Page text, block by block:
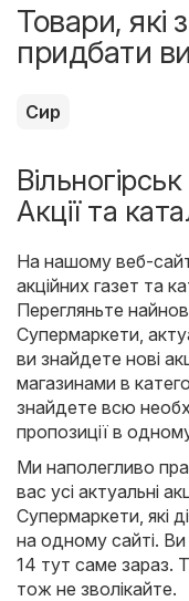
Товари, які
придбати
Сир
Акції та
На нашому веб-
акційних газет та
Перегляньте
Супермаркети,
ви знайдете нові
магазинами в
знайдете всю
пропозиції в
Ми наполегливо
вас усі актуальні
Супермаркети, які
на одному сайті.
14 тут саме зараз.
тож не зволікайте.